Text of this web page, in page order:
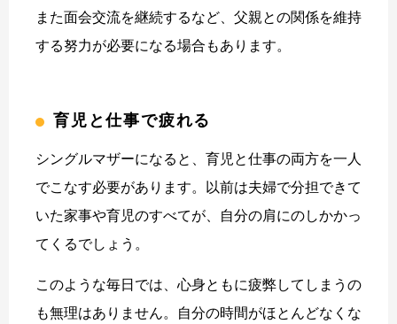
また面会交流を継続するなど、父親との関係を維持
する努力が必要になる場合もあります。
育児と仕事で疲れる
シングルマザーになると、育児と仕事の両方を一人
でこなす必要があります。以前は夫婦で分担できて
いた家事や育児のすべてが、自分の肩にのしかかっ
てくるでしょう。
このような毎日では、心身ともに疲弊してしまうの
も無理はありません。自分の時間がほとんどなくな